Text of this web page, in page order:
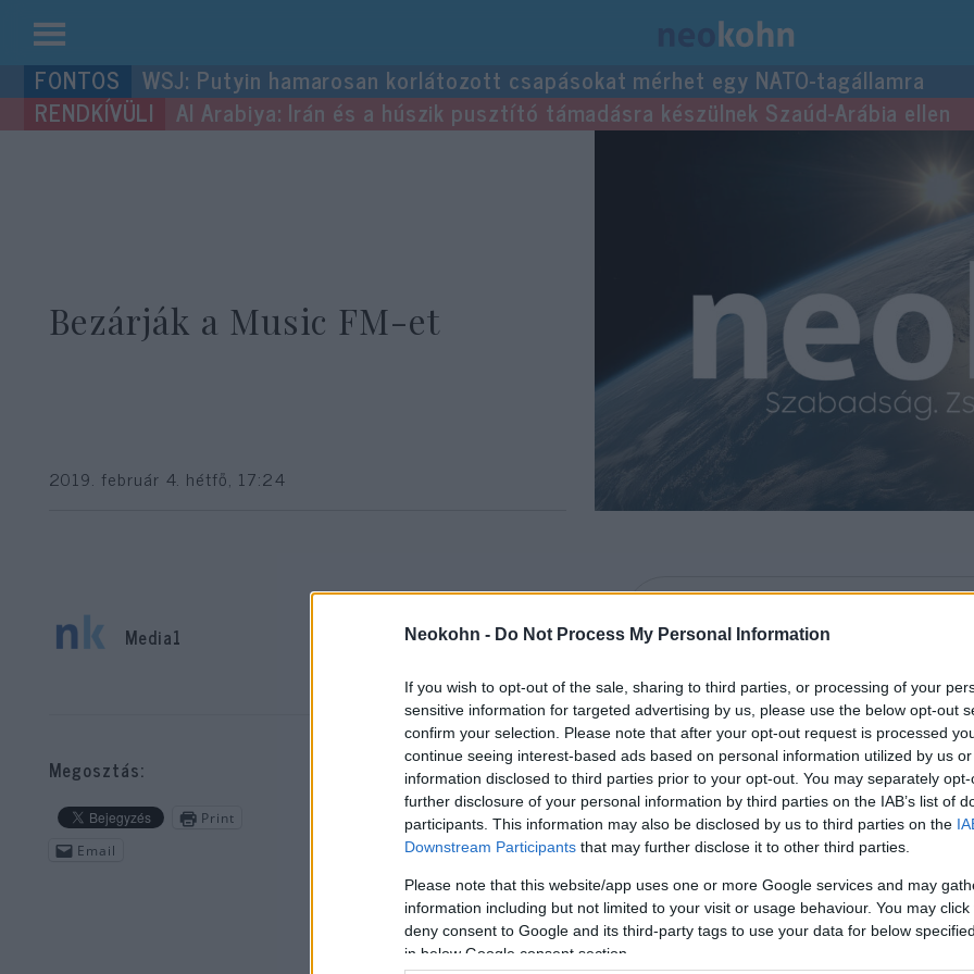
Neokohn - Do Not Process My Personal Information
If you wish to opt-out of the sale, sharing to third parties, or processing of your
sensitive information for targeted advertising by us, please use the below opt-out
confirm your selection. Please note that after your opt-out request is processed
continue seeing interest-based ads based on personal information utilized by us
information disclosed to third parties prior to your opt-out. You may separately
further disclosure of your personal information by third parties on the IAB’s list of
participants. This information may also be disclosed by us to third parties on the
Downstream Participants that may further disclose it to other third parties.
Please note that this website/app uses one or more Google services and may
information including but not limited to your visit or usage behaviour. You may
deny consent to Google and its third-party tags to use your data for below
in below Google consent section.
Kilépés
a
tartalomba
WSJ: Putyin hamarosan korlátozott csapásokat mérhet egy NATO-tagállamra
Al Arabiya: Irán és a húszik pusztító támadásra készülnek Szaúd-Arábia ellen
Bezárják a Music FM-et
2019. február 4. hétfő, 17:24
A legfrissebb hírekért kövessen
Nem talált megoldást a Music FM-et működtető
hogy a Médiatanács nem hosszabbította meg a
médiaszolgáltatási jogosultságát, ezért
rádió –tudta mega Media1.hu.
A Music FM hétfőn meg is kezdte a búcsúzkodást a
pillanatig reménykedtek benne, hogy ez elkerülhető
„Tudtuk, a Music FM rengeteg hallgatónak jelentett
Media1
Megosztás:
Print
Email